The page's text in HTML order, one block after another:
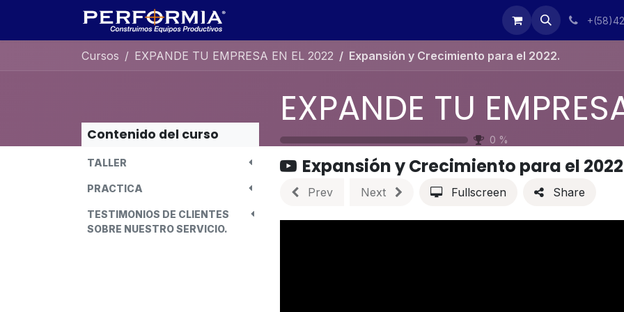
webinarperformia
Cursos EXPANDE TU EMPRESA EN EL 2022 Expansión y Crecimiento para el 2022.
0 %
Contenido del curso
TALLER
PRACTICA
TESTIMONIOS DE CLIENTES
SOBRE NUESTRO SERVICIO.
Expansión y Crecimiento para el
Prev Next Fullscreen Share